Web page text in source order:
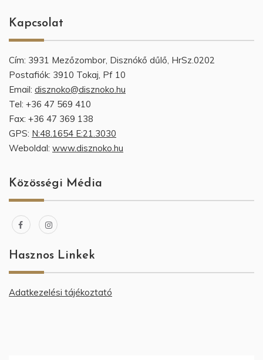
Kapcsolat
Cím: 3931 Mezőzombor, Disznókő dűlő, HrSz.0202
Postafiók: 3910 Tokaj, Pf 10
Email: disznoko@disznoko.hu
Tel: +36 47 569 410
Fax: +36 47 369 138
GPS: N:48.1654 E:21.3030
Weboldal: www.disznoko.hu
Közösségi Média
Hasznos Linkek
Adatkezelési tájékoztató